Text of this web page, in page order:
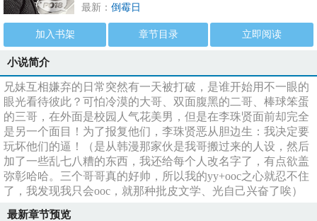
最新： 倒霉日
加入书架 章节目录 立即阅读
小说简介
兄妹互相嫌弃的日常突然有一天被打破，是谁开始用不一眼的
眼光看待彼此？可怕冷漠的大哥、双面腹黑的二哥、棒球笨蛋
的三哥，在外面是校园人气花美男，但是在李珠贤面前却完全
是另一个面目！为了报复他们，李珠贤恶从胆边生：我决定要
玩坏他们的逼！（是从韩漫那家伙是我哥搬过来的人设，然后
加了一些乱七八糟的东西，我还给每个人改名字了，有点欲盖
弥彰哈哈。三个哥哥真的好帅，所以我的yy+ooc之心就忍不住
了，我发现我只会ooc，就那种批皮文学、光自己兴奋了唉）
最新章节预览